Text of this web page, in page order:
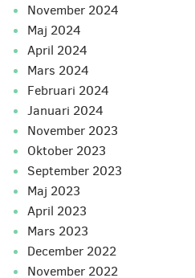
november 2024
maj 2024
april 2024
mars 2024
februari 2024
januari 2024
november 2023
oktober 2023
september 2023
maj 2023
april 2023
mars 2023
december 2022
november 2022